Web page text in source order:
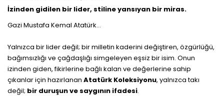
İzinden gidilen bir lider, stiline yansıyan bir miras.
Gazi Mustafa Kemal Atatürk…
Yalnızca bir lider değil; bir milletin kaderini değiştiren, özgürlüğü,
bağımsızlığı ve çağdaşlığı simgeleyen eşsiz bir isim. Onun
izinden giden, fikirlerine bağlı kalan ve değerlerine sahip
çıkanlar için hazırlanan Atatürk Koleksiyonu, yalnızca takı
değil; bir duruşun ve saygının ifadesi.